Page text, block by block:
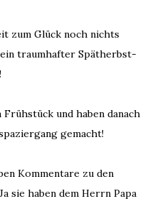
zum Glück noch nichts
traumhafter Spätherbst-
und haben danach
gemacht!
Kommentare zu den
sie haben dem Herrn Papa